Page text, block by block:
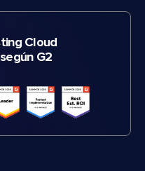
Cloud
G2